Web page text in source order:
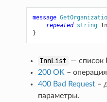
message
repeated string
}
InnList
— список
200 OK –
400 Bad Request–
параметры.